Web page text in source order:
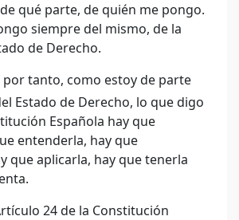
qué parte, de quién me pongo.
siempre del mismo, de la
de Derecho.
por tanto, como estoy de parte
Estado de Derecho, lo que digo
Española hay que
entenderla, hay que
que aplicarla, hay que tenerla
24 de la Constitución